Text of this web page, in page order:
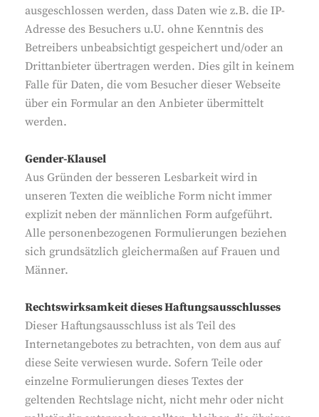
ausgeschlossen werden, dass Daten wie z.B. die IP-
Adresse des Besuchers u.U. ohne Kenntnis des
Betreibers unbeabsichtigt gespeichert und/oder an
Drittanbieter übertragen werden. Dies gilt in keinem
Falle für Daten, die vom Besucher dieser Webseite
über ein Formular an den Anbieter übermittelt
werden.
Gender-Klausel
Aus Gründen der besseren Lesbarkeit wird in
unseren Texten die weibliche Form nicht immer
explizit neben der männlichen Form aufgeführt.
Alle personenbezogenen Formulierungen beziehen
sich grundsätzlich gleichermaßen auf Frauen und
Männer.
Rechtswirksamkeit dieses Haftungsausschlusses
Dieser Haftungsausschluss ist als Teil des
Internetangebotes zu betrachten, von dem aus auf
diese Seite verwiesen wurde. Sofern Teile oder
einzelne Formulierungen dieses Textes der
geltenden Rechtslage nicht, nicht mehr oder nicht